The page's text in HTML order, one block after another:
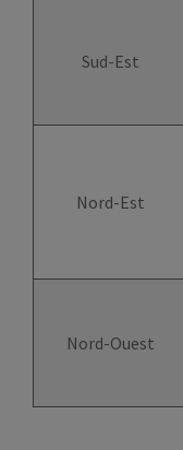
Sud-Est
Nord-Est
Nord-Ouest